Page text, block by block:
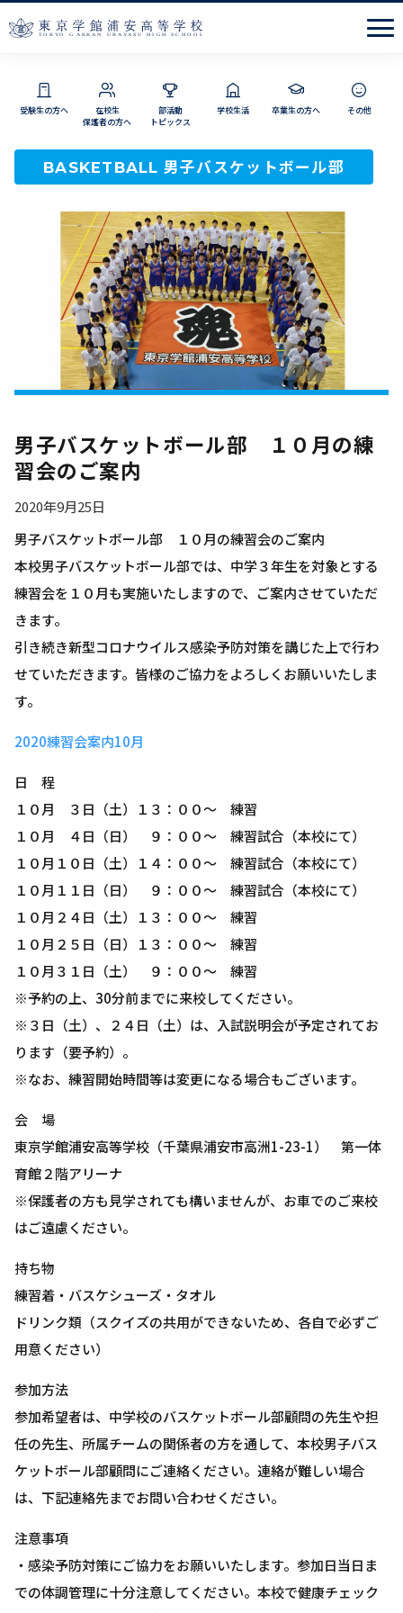
BASKETBALL 男子バスケットボール部
男子バスケットボール部 １０月の練
習会のご案内
2020年9月25日
男子バスケットボール部 １０月の練習会のご案内
本校男子バスケットボール部では、中学３年生を対象とする
練習会を１０月も実施いたしますので、ご案内させていただ
きます。
引き続き新型コロナウイルス感染予防対策を講じた上で行わ
せていただきます。皆様のご協力をよろしくお願いいたしま
す。
2020練習会案内10月
日 程
１０月 ３日（土）１３：００～ 練習
１０月 ４日（日） ９：００～ 練習試合（本校にて）
１０月１０日（土）１４：００～ 練習試合（本校にて）
１０月１１日（日） ９：００～ 練習試合（本校にて）
１０月２４日（土）１３：００～ 練習
１０月２５日（日）１３：００～ 練習
１０月３１日（土） ９：００～ 練習
※予約の上、30分前までに来校してください。
※３日（土）、２４日（土）は、入試説明会が予定されてお
ります（要予約）。
※なお、練習開始時間等は変更になる場合もございます。
会 場
東京学館浦安高等学校（千葉県浦安市高洲1-23-1） 第一体
育館２階アリーナ
※保護者の方も見学されても構いませんが、お車でのご来校
はご遠慮ください。
持ち物
練習着・バスケシューズ・タオル
ドリンク類（スクイズの共用ができないため、各自で必ずご
用意ください）
参加方法
参加希望者は、中学校のバスケットボール部顧問の先生や担
任の先生、所属チームの関係者の方を通して、本校男子バス
ケットボール部顧問にご連絡ください。連絡が難しい場合
は、下記連絡先までお問い合わせください。
注意事項
・感染予防対策にご協力をお願いいたします。参加日当日ま
での体調管理に十分注意してください。本校で健康チェック
受験生の方へ
在校生
保護者の方へ
部活動
トピックス
学校生活 卒業生の方へ その他